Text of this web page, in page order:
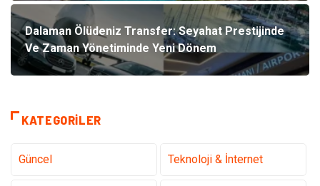
Dalaman Ölüdeniz Transfer: Seyahat Prestijinde
Ve Zaman Yönetiminde Yeni Dönem
KATEGORILER
Güncel Teknoloji & İnternet